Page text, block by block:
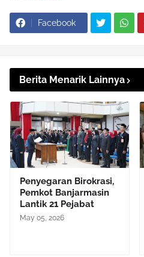
Facebook
Berita Menarik Lainnya
Penyegaran Birokrasi,
Pemkot Banjarmasin
Lantik 21 Pejabat
May 05, 2026